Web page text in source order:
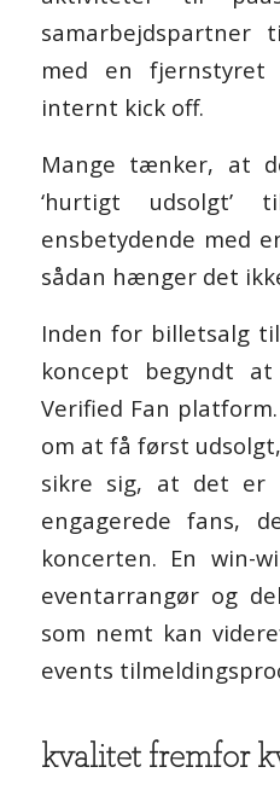
samarbejdspartner
med en
internt kick off.
Mange tænker, at
‘hurtigt
ensbetydende med
sådan hænger det
Inden for billetsalg
koncept begyndt
Verified Fan
om at få først
sikre sig, at det er
engagerede fans,
koncerten. En win-
eventarrangør og
som nemt kan
events
kvalitet fremfor